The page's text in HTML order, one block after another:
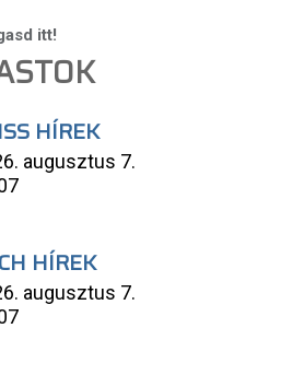
HÍREK
augusztus 7.
HÍREK
augusztus 7.